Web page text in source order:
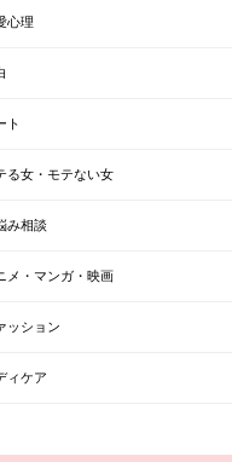
心理
ト
る女・モテない女
み相談
メ・マンガ・映画
ッション
ィケア